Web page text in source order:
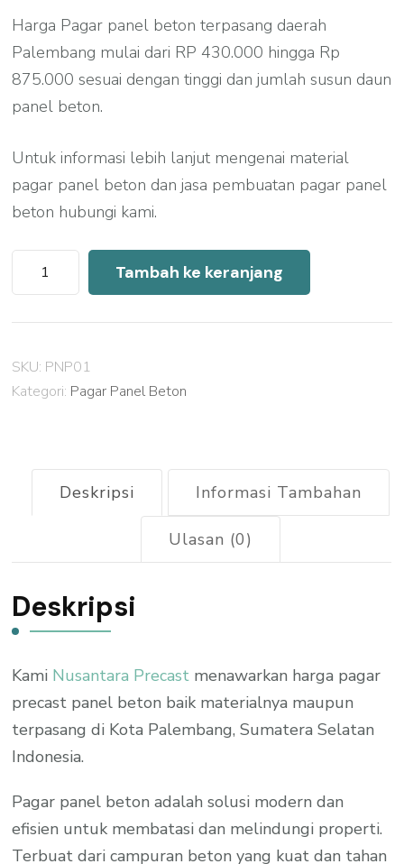
Harga Pagar panel beton terpasang daerah
Palembang mulai dari RP 430.000 hingga Rp
875.000 sesuai dengan tinggi dan jumlah susun daun
panel beton.
Untuk informasi lebih lanjut mengenai material
pagar panel beton dan jasa pembuatan pagar panel
beton hubungi kami.
Kuantitas
Harga
Pagar
Beton
Palembang
Tambah ke keranjang
SKU: PNP01
Kategori: Pagar Panel Beton
Deskripsi Informasi Tambahan
Ulasan (0)
Deskripsi
Kami Nusantara Precast menawarkan harga pagar
precast panel beton baik materialnya maupun
terpasang di Kota Palembang, Sumatera Selatan
Indonesia.
Pagar panel beton adalah solusi modern dan
efisien untuk membatasi dan melindungi properti.
Terbuat dari campuran beton yang kuat dan tahan